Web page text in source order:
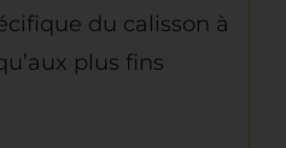
du calisson à
plus fins